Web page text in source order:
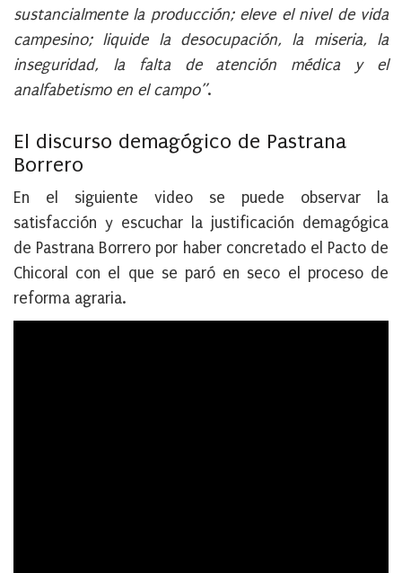
sustancialmente la producción; eleve el nivel de vida
campesino; liquide la desocupación, la miseria, la
inseguridad, la falta de atención médica y el
analfabetismo en el campo”.
El discurso demagógico de Pastrana
Borrero
En el siguiente video se puede observar la
satisfacción y escuchar la justificación demagógica
de Pastrana Borrero por haber concretado el Pacto de
Chicoral con el que se paró en seco el proceso de
reforma agraria.